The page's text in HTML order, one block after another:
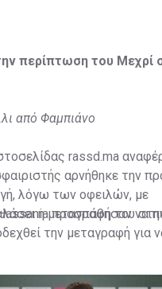
περίπτωση του Μεχρί
από Φαμπιάνο
rassd.ma
αρνήθηκε την
λόγω των οφειλών, με
η μεταγραφή του
προσπάθησαν να
την μεταγραφή για